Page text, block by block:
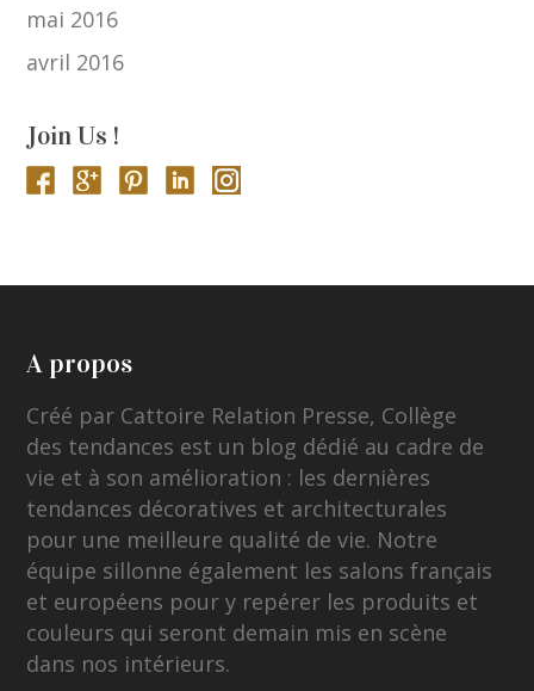
mai 2016
avril 2016
Join Us !
A propos
Créé par Cattoire Relation Presse, Collège
des tendances est un blog dédié au cadre de
vie et à son amélioration : les dernières
tendances décoratives et architecturales
pour une meilleure qualité de vie. Notre
équipe sillonne également les salons français
et européens pour y repérer les produits et
couleurs qui seront demain mis en scène
dans nos intérieurs.